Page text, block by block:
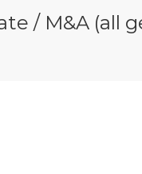
/ M&A (all